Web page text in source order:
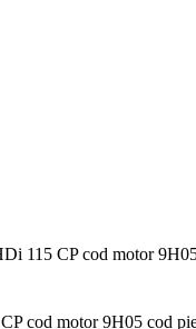
115 CP cod motor